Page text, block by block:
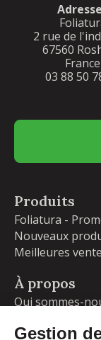
2 rue de
67560
France
03 88 50
Produits
Foliatura -
Nouveaux
Meilleures
À propos
Qui sommes-
Livraisons et